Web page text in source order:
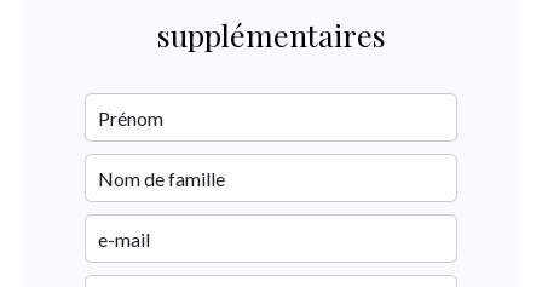
supplémentaires